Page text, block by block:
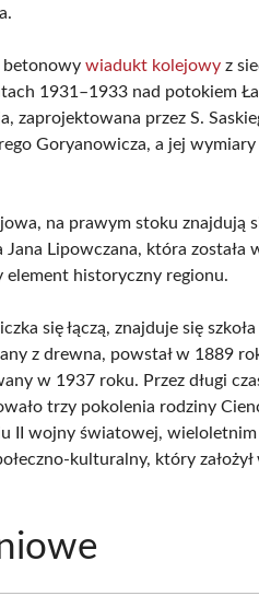
betonowywiadukt kolejowy z
1931–1933 nad potokiem
zaprojektowana przez S.
Goryanowicza, a jej
na prawym stoku znajdują
Lipowczana, która została
historyczny regionu.
się łączą, znajduje się
z drewna, powstał w 1889
w 1937 roku. Przez długi
trzy pokolenia rodziny
II wojny światowej,
kulturalny, który